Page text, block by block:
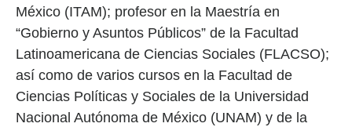
México (ITAM); profesor en la Maestría en
“Gobierno y Asuntos Públicos” de la Facultad
Latinoamericana de Ciencias Sociales (FLACSO);
así como de varios cursos en la Facultad de
Ciencias Políticas y Sociales de la Universidad
Nacional Autónoma de México (UNAM) y de la